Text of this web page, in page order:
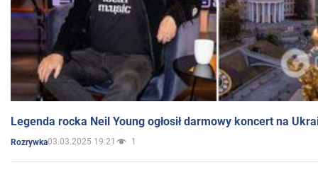
Legenda rocka Neil Young ogłosił darmowy koncert na
Rozrywka03.03.2025 19:21 1